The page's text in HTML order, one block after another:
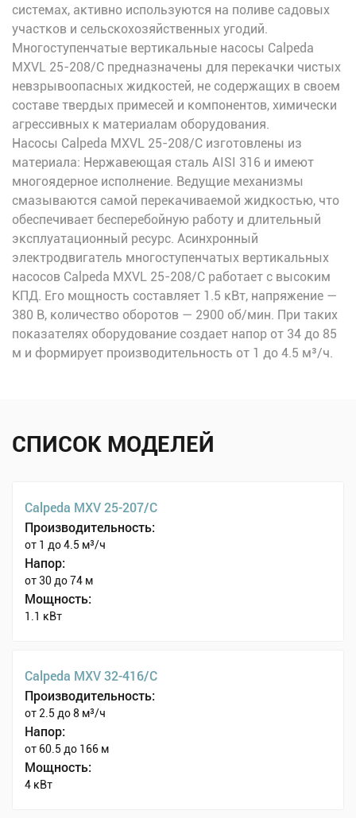
системах, активно используются на поливе садовых
участков и сельскохозяйственных угодий.
Многоступенчатые вертикальные насосы Calpeda
MXVL 25-208/C предназначены для перекачки чистых
невзрывоопасных жидкостей, не содержащих в своем
составе твердых примесей и компонентов, химически
агрессивных к материалам оборудования.
Насосы Calpeda MXVL 25-208/C изготовлены из
материала: Нержавеющая сталь AISI 316 и имеют
многоядерное исполнение. Ведущие механизмы
смазываются самой перекачиваемой жидкостью, что
обеспечивает бесперебойную работу и длительный
эксплуатационный ресурс. Асинхронный
электродвигатель многоступенчатых вертикальных
насосов Calpeda MXVL 25-208/C работает с высоким
КПД. Его мощность составляет 1.5 кВт, напряжение —
380 В, количество оборотов — 2900 об/мин. При таких
показателях оборудование создает напор от 34 до 85
м и формирует производительность от 1 до 4.5 м³/ч.
СПИСОК МОДЕЛЕЙ
Calpeda MXV 25-207/C
Производительность:
от 1 до 4.5 м³/ч
Напор:
от 30 до 74 м
Мощность:
1.1 кВт
Calpeda MXV 32-416/C
Производительность:
от 2.5 до 8 м³/ч
Напор:
от 60.5 до 166 м
Мощность:
4 кВт